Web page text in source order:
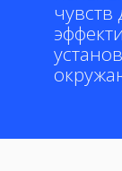
чувств